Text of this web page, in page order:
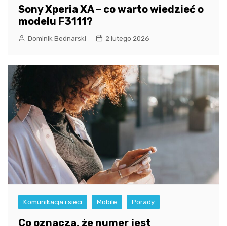
Sony Xperia XA – co warto wiedzieć o
modelu F3111?
Dominik Bednarski 2 lutego 2026
Komunikacja i sieci Mobile Porady
Co oznacza, że numer jest